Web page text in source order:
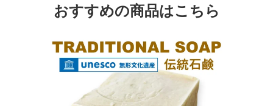
おすすめの商品はこちら